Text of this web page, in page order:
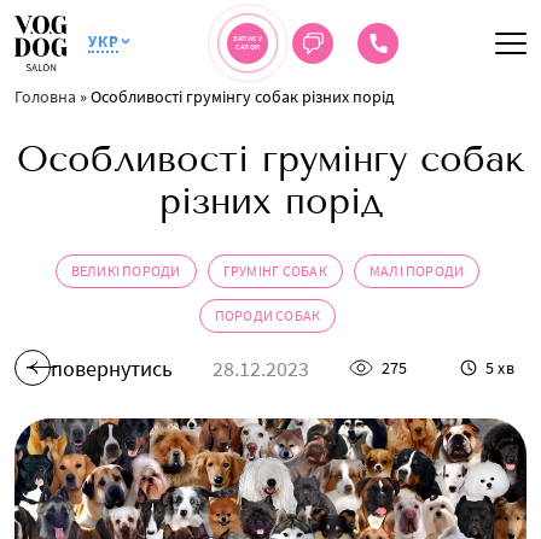
УКР
ЗАПИС У
САЛОН
Головна »Особливості грумінгу собак різних порід
Особливості грумінгу собак
різних порід
ВЕЛИКІ ПОРОДИ ГРУМІНГ СОБАК МАЛІ ПОРОДИ
ПОРОДИ СОБАК
повернутись 28.12.2023 275 5 хв